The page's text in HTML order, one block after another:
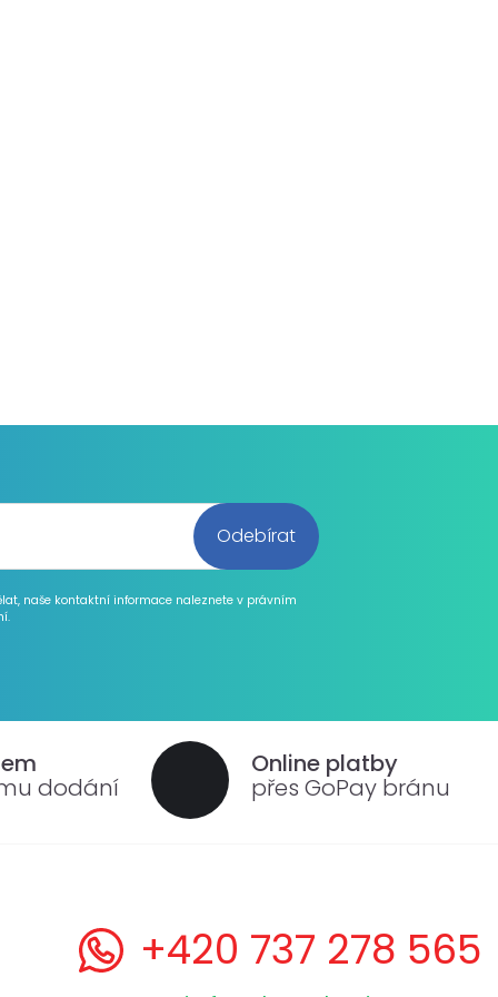
naše kontaktní informace naleznete v právním
dodání
Online platby
přes GoPay bránu
+420 737 278 565